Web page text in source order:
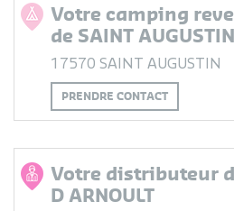
Votre camping
de SAINT AUGUSTIN
17570 SAINT AUGUSTIN
PRENDRE CONTACT
Votre distributeur
D ARNOULT